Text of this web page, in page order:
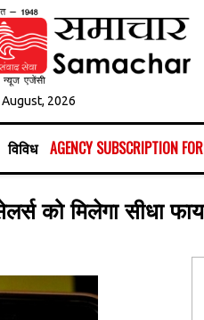
2026
विविध AGENCY SUBSCRIPTION
को मिलेगा सीधा